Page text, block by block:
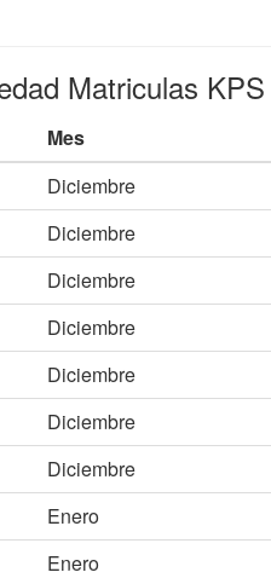
Matriculas KPS
Mes
Diciembre
Diciembre
Diciembre
Diciembre
Diciembre
Diciembre
Diciembre
Enero
Enero